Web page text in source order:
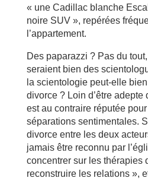
« une Cadillac blanche
noire SUV », repérées
l’appartement.
Des paparazzi ? Pas du
seraient bien des
la scientologie peut-elle
divorce ? Loin d’être adepte
est au contraire réputée
séparations sentimentales.
divorce entre les deux
jamais être reconnu par
concentrer sur les thérapies
reconstruire les relations »,